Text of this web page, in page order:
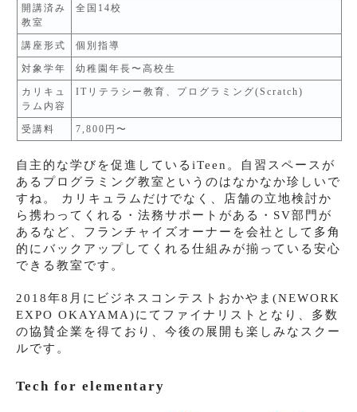
開講済み
教室
全国14校
講座形式 個別指導
対象学年 幼稚園年長〜高校生
カリキュ
ラム内容
ITリテラシー教育、プログラミング(Scratch)
受講料 7,800円〜
自主的な学びを促進しているiTeen。自習スペースが
あるプログラミング教室というのはなかなか珍しいで
すね。 カリキュラムだけでなく、店舗の立地検討か
ら携わってくれる・法務サポートがある・SV部門が
あるなど、フランチャイズオーナーを会社として多角
的にバックアップしてくれる仕組みが揃っている安心
できる教室です。
2018年8月にビジネスコンテストおかやま(NEWORK
EXPO OKAYAMA)にてファイナリストとなり、多数
の協賛企業を得ており、今後の展開も楽しみなスクー
ルです。
Tech for elementary